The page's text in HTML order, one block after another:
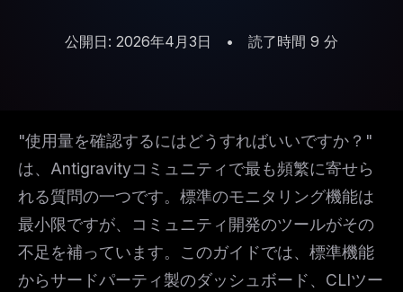
公開日: 2026年4月3日 • 読了時間 9 分
"使用量を確認するにはどうすればいいですか？"
は、Antigravityコミュニティで最も頻繁に寄せら
れる質問の一つです。標準のモニタリング機能は
最小限ですが、コミュニティ開発のツールがその
不足を補っています。このガイドでは、標準機能
からサードパーティ製のダッシュボード、CLIツー